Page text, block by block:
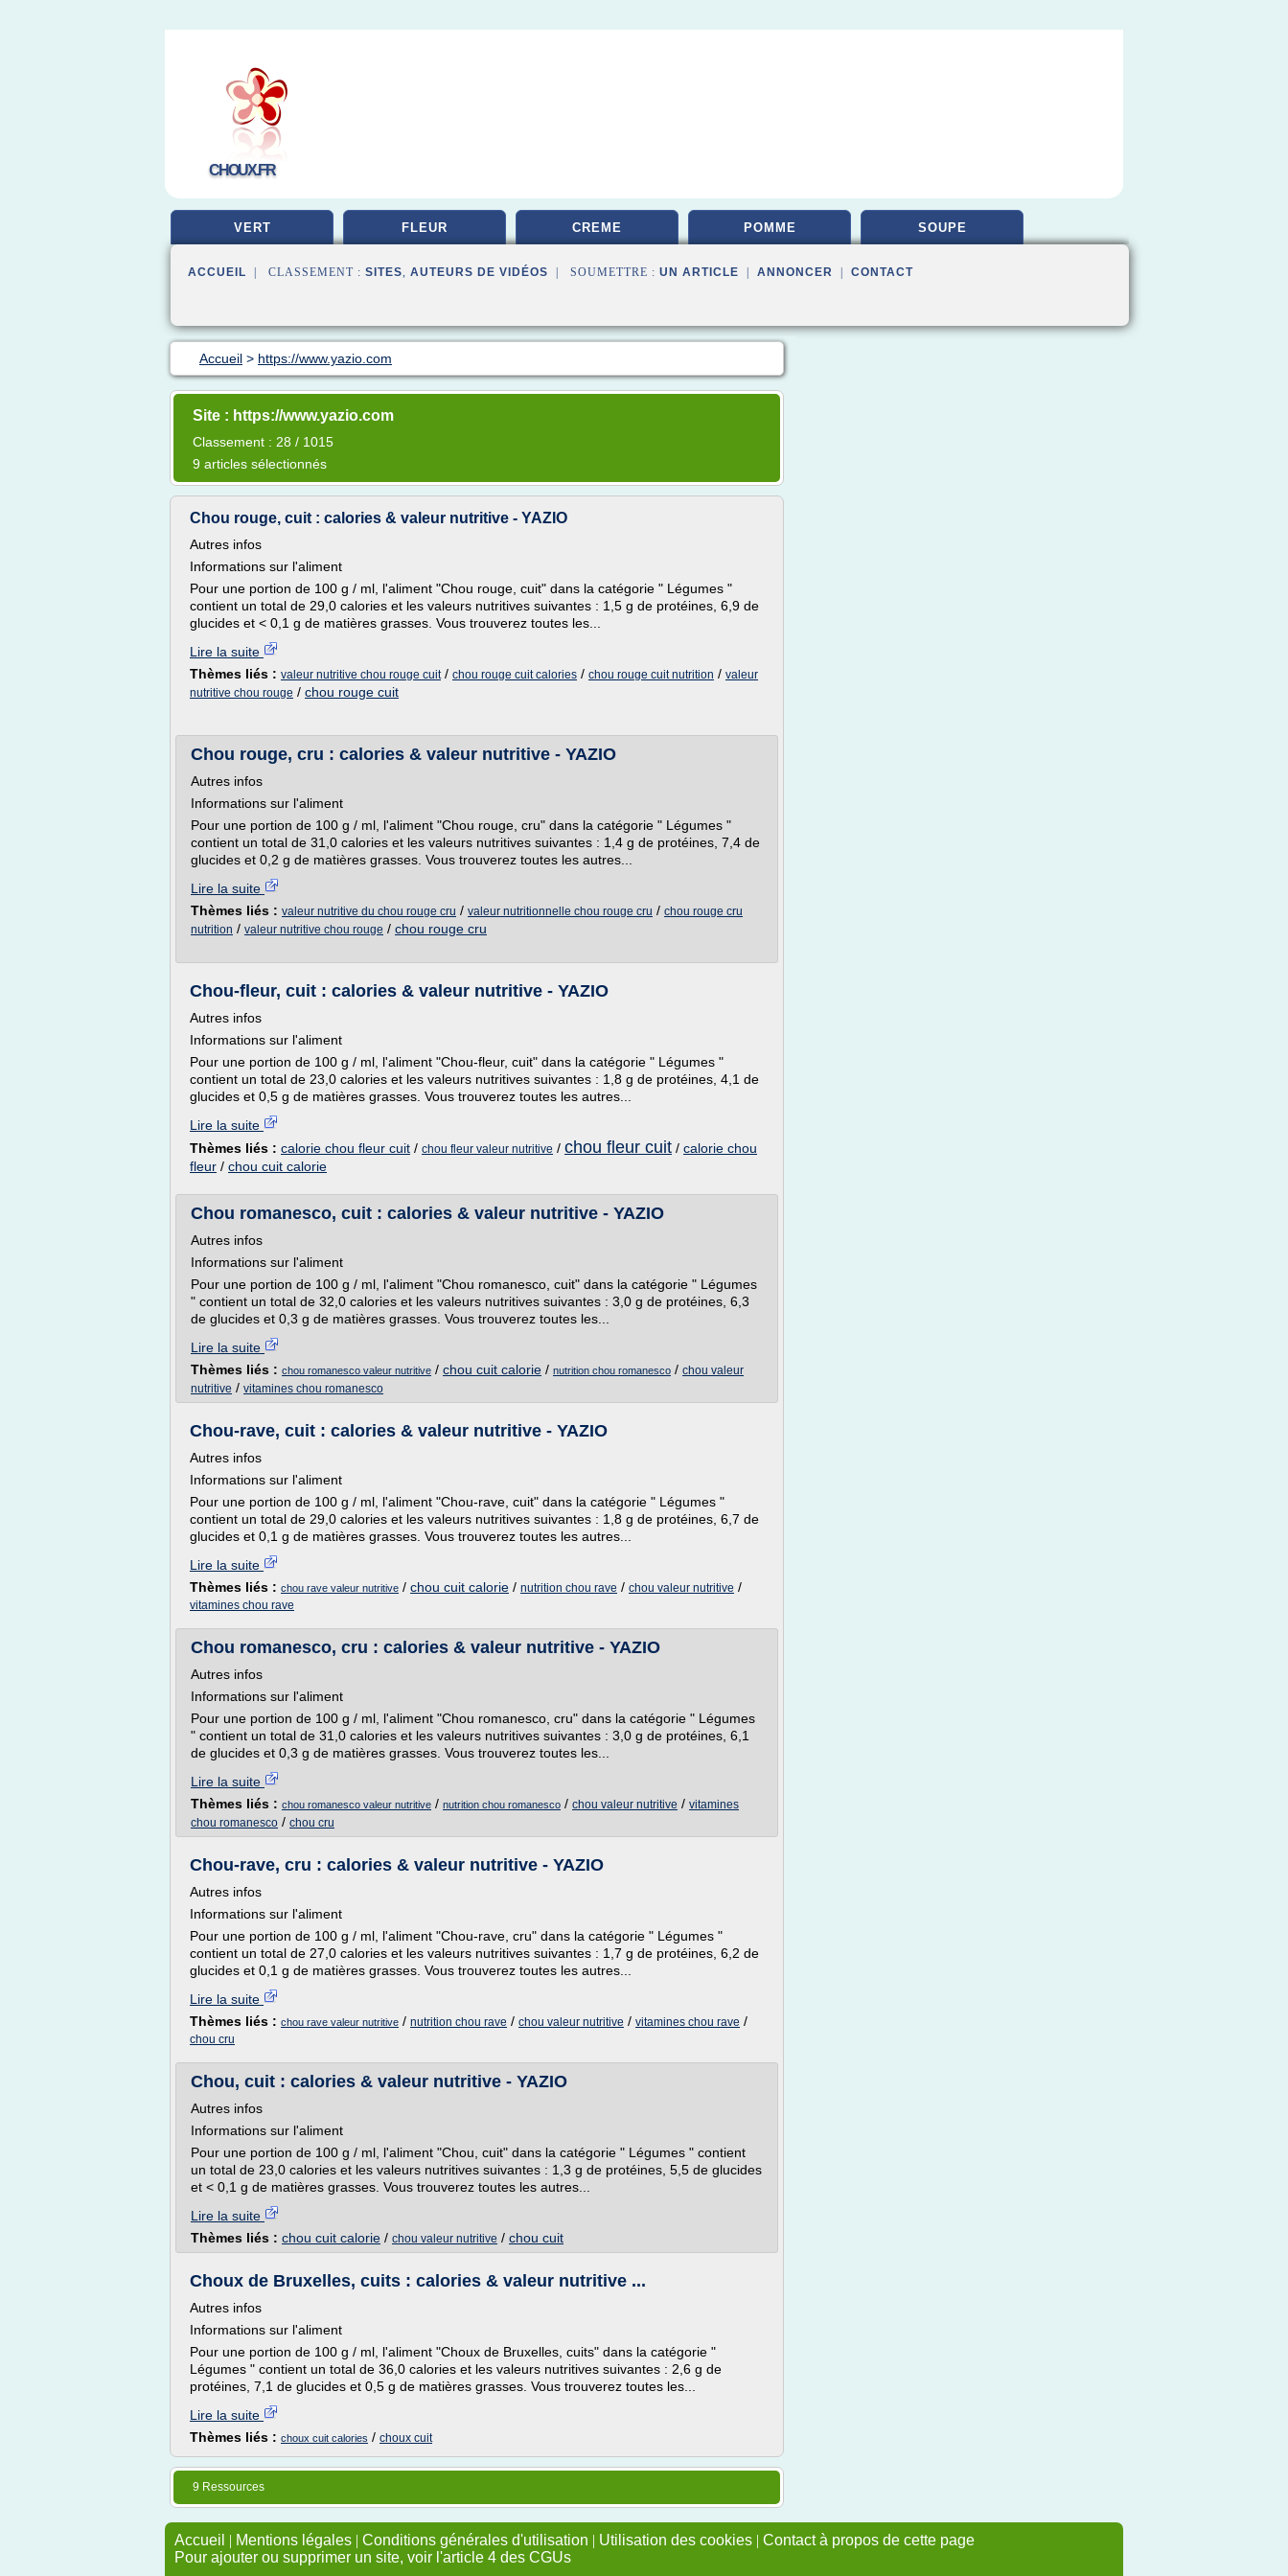
CHOUX.FR
VERT FLEUR CREME POMME SOUPE
ACCUEIL | CLASSEMENT : SITES, AUTEURS DE VIDÉOS | SOUMETTRE : UN ARTICLE ANNONCER CONTACT
Accueil > https://www.yazio.com
Site : https://www.yazio.com
Classement : 28 / 1015
9 articles sélectionnés
Chou rouge, cuit : calories & valeur nutritive - YAZIO
Autres infos
Informations sur l'aliment
Pour une portion de 100 g / ml, l'aliment "Chou rouge, cuit" dans la catégorie " Légumes "
contient un total de 29,0 calories et les valeurs nutritives suivantes : 1,5 g de protéines, 6,9 de
glucides et < 0,1 g de matières grasses. Vous trouverez toutes les...
Lire la suite
Thèmes liés : valeur nutritive chou rouge cuit/ chou rouge cuit calories / chou rouge cuit nutrition / valeur
nutritive chou rouge / chou rouge cuit
Chou rouge, cru : calories & valeur nutritive - YAZIO
Autres infos
Informations sur l'aliment
Pour une portion de 100 g / ml, l'aliment "Chou rouge, cru" dans la catégorie " Légumes "
contient un total de 31,0 calories et les valeurs nutritives suivantes : 1,4 g de protéines, 7,4 de
glucides et 0,2 g de matières grasses. Vous trouverez toutes les autres...
Lire la suite
Thèmes liés : valeur nutritive du chou rouge cru / valeur nutritionnelle chou rouge cru / chou rouge cru
nutrition / valeur nutritive chou rouge / chou rouge cru
Chou-fleur, cuit : calories & valeur nutritive - YAZIO
Autres infos
Informations sur l'aliment
Pour une portion de 100 g / ml, l'aliment "Chou-fleur, cuit" dans la catégorie " Légumes "
contient un total de 23,0 calories et les valeurs nutritives suivantes : 1,8 g de protéines, 4,1 de
glucides et 0,5 g de matières grasses. Vous trouverez toutes les autres...
Lire la suite
Thèmes liés : calorie chou fleur cuit / chou fleur valeur nutritive / chou fleur cuit / calorie chou
fleur / chou cuit calorie
Chou romanesco, cuit : calories & valeur nutritive - YAZIO
Autres infos
Informations sur l'aliment
Pour une portion de 100 g / ml, l'aliment "Chou romanesco, cuit" dans la catégorie " Légumes
" contient un total de 32,0 calories et les valeurs nutritives suivantes : 3,0 g de protéines, 6,3
de glucides et 0,3 g de matières grasses. Vous trouverez toutes les...
Lire la suite
Thèmes liés : chou romanesco valeur nutritive / chou cuit calorie / nutrition chou romanesco / chou valeur
nutritive / vitamines chou romanesco
Chou-rave, cuit : calories & valeur nutritive - YAZIO
Autres infos
Informations sur l'aliment
Pour une portion de 100 g / ml, l'aliment "Chou-rave, cuit" dans la catégorie " Légumes "
contient un total de 29,0 calories et les valeurs nutritives suivantes : 1,8 g de protéines, 6,7 de
glucides et 0,1 g de matières grasses. Vous trouverez toutes les autres...
Lire la suite
Thèmes liés : chou rave valeur nutritive / chou cuit calorie / nutrition chou rave / chou valeur nutritive /
vitamines chou rave
Chou romanesco, cru : calories & valeur nutritive - YAZIO
Autres infos
Informations sur l'aliment
Pour une portion de 100 g / ml, l'aliment "Chou romanesco, cru" dans la catégorie " Légumes
" contient un total de 31,0 calories et les valeurs nutritives suivantes : 3,0 g de protéines, 6,1
de glucides et 0,3 g de matières grasses. Vous trouverez toutes les...
Lire la suite
Thèmes liés : chou romanesco valeur nutritive / nutrition chou romanesco / chou valeur nutritive / vitamines
chou romanesco / chou cru
Chou-rave, cru : calories & valeur nutritive - YAZIO
Autres infos
Informations sur l'aliment
Pour une portion de 100 g / ml, l'aliment "Chou-rave, cru" dans la catégorie " Légumes "
contient un total de 27,0 calories et les valeurs nutritives suivantes : 1,7 g de protéines, 6,2 de
glucides et 0,1 g de matières grasses. Vous trouverez toutes les autres...
Lire la suite
Thèmes liés : chou rave valeur nutritive / nutrition chou rave / chou valeur nutritive / vitamines chou rave /
chou cru
Chou, cuit : calories & valeur nutritive - YAZIO
Autres infos
Informations sur l'aliment
Pour une portion de 100 g / ml, l'aliment "Chou, cuit" dans la catégorie " Légumes " contient
un total de 23,0 calories et les valeurs nutritives suivantes : 1,3 g de protéines, 5,5 de glucides
et < 0,1 g de matières grasses. Vous trouverez toutes les autres...
Lire la suite
Thèmes liés : chou cuit calorie / chou valeur nutritive / chou cuit
Choux de Bruxelles, cuits : calories & valeur nutritive ...
Autres infos
Informations sur l'aliment
Pour une portion de 100 g / ml, l'aliment "Choux de Bruxelles, cuits" dans la catégorie "
Légumes " contient un total de 36,0 calories et les valeurs nutritives suivantes : 2,6 g de
protéines, 7,1 de glucides et 0,5 g de matières grasses. Vous trouverez toutes les...
Lire la suite
Thèmes liés : choux cuit calories / choux cuit
9 Ressources
Accueil | Mentions légales | Conditions générales d'utilisation | Utilisation des cookies | Contact à propos de cette page
Pour ajouter ou supprimer un site, voir l'article 4 des CGUs